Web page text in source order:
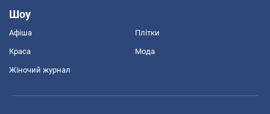
Шоу
Афіша Плітки
Краса Мода
Жіночий журнал